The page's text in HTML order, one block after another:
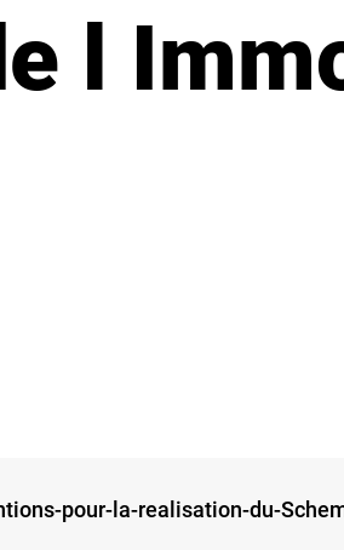
l
pour-la-realisation-du-